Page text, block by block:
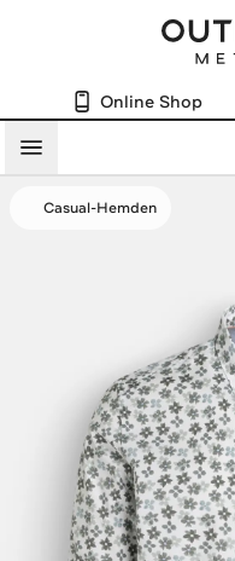
Online Shop
Menü
Casual-Hemden